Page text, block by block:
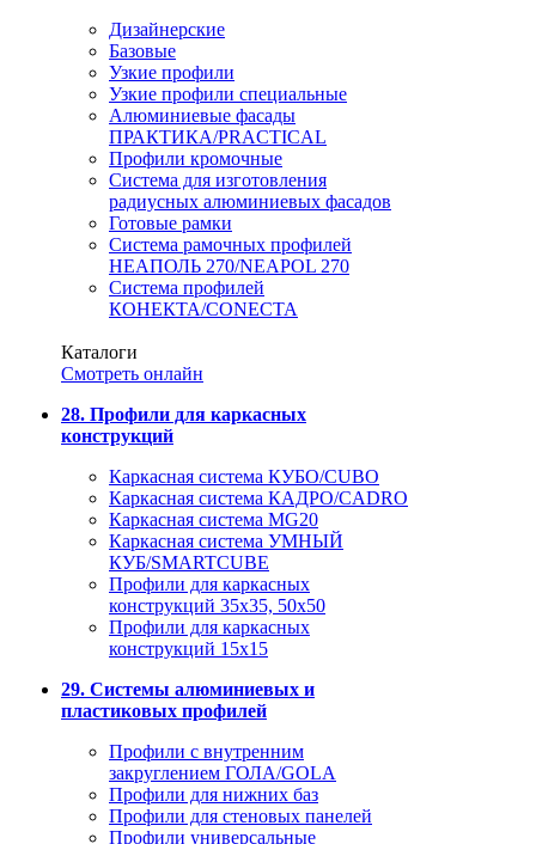
Дизайнерские
Базовые
Узкие профили
Узкие профили специальные
Алюминиевые фасады
ПРАКТИКА/PRACTICAL
Профили кромочные
Система для изготовления
радиусных алюминиевых фасадов
Готовые рамки
Система рамочных профилей
НЕАПОЛЬ 270/NEAPOL 270
Система профилей
КОНЕКТА/CONECTA
Каталоги
Смотреть онлайн
28. Профили для каркасных
конструкций
Каркасная система КУБО/CUBO
Каркасная система КАДРО/CADRO
Каркасная система MG20
Каркасная система УМНЫЙ
КУБ/SMARTCUBE
Профили для каркасных
конструкций 35x35, 50x50
Профили для каркасных
конструкций 15х15
29. Системы алюминиевых и
пластиковых профилей
Профили с внутренним
закруглением ГОЛА/GOLA
Профили для нижних баз
Профили для стеновых панелей
Профили универсальные